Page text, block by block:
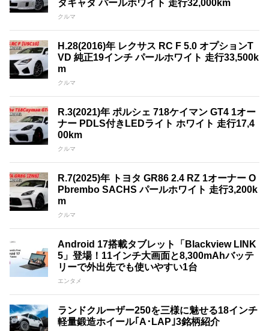
タキャタ パールホワイト 走行32,000km
クルマ
H.28(2016)年 レクサス RC F 5.0 オプションT
VD 純正19インチ パールホワイト 走行33,500k
m
クルマ
R.3(2021)年 ポルシェ 718ケイマン GT4 1オー
ナー PDLS付きLEDライト ホワイト 走行17,4
00km
クルマ
R.7(2025)年 トヨタ GR86 2.4 RZ 1オーナー O
Pbrembo SACHS パールホワイト 走行3,200k
m
クルマ
Android 17搭載タブレット「Blackview LINK
5」登場！11インチ大画面と8,300mAhバッテ
リーで外出先でも使いやすい1台
エンタメ
ランドクルーザー250を三様に魅せる18インチ
軽量鍛造ホイール｢A･LAP｣3銘柄紹介